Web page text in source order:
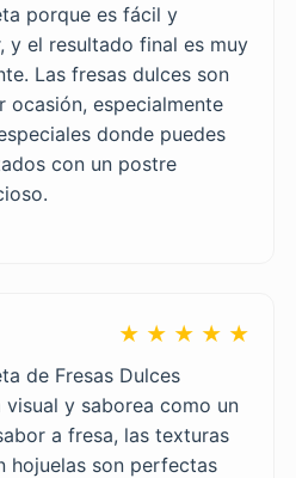
porque es fácil y
y el resultado final es muy
Las fresas dulces son
ocasión, especialmente
donde puedes
con un postre
★ ★ ★ ★ ★
de Fresas Dulces
y saborea como un
a fresa, las texturas
hojuelas son perfectas